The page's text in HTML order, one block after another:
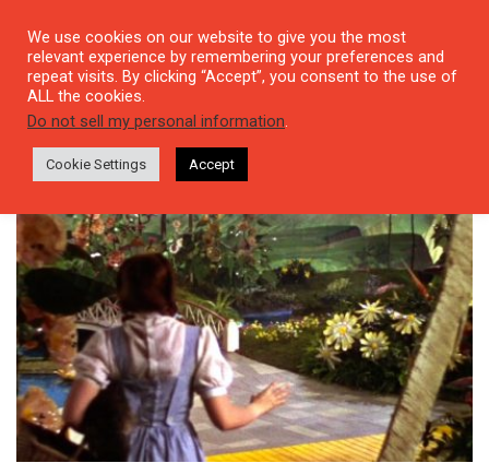
Tag: İkinci Hayat
We use cookies on our website to give you the most
relevant experience by remembering your preferences and
repeat visits. By clicking “Accept”, you consent to the use of
ALL the cookies.
Do not sell my personal information.
Cookie Settings Accept